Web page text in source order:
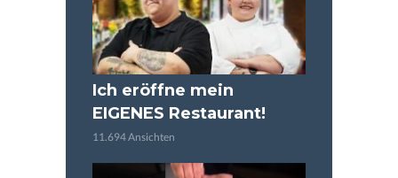
Ich eröffne mein
EIGENES Restaurant!
11.694 Ansichten